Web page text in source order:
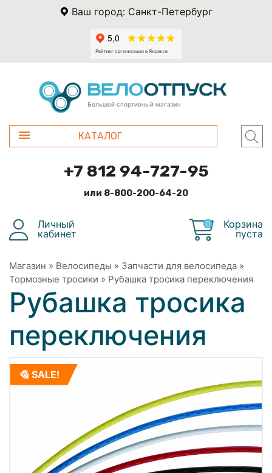
Ваш город: Санкт-Петербург
Большой спортивный магазин
КАТАЛОГ
+7 812 94-727-95
или 8-800-200-64-20
Личный
кабинет
0
Корзина
пуста
Магазин » Велосипеды » Запчасти для велосипеда »
Тормозные тросики » Рубашка тросика переключения
Рубашка тросика
переключения
SALE!